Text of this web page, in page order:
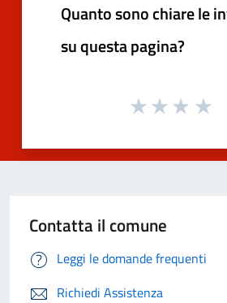
Quanto sono chiare le
su questa pagina?
Contatta il comune
Leggi le domande frequenti
Richiedi Assistenza